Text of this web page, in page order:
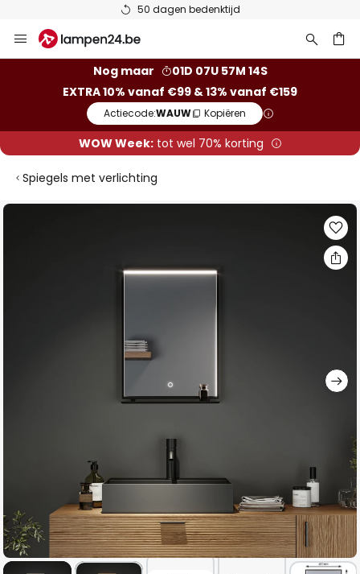
50 dagen bedenktijd
naar
Nog maar
01D 07U 57M 14S
EXTRA 10% vanaf €99 & 13% vanaf €159
Actiecode:WAUW Kopiëren
WOW Week:tot wel 70% korting
Spiegels met verlichting
Ga